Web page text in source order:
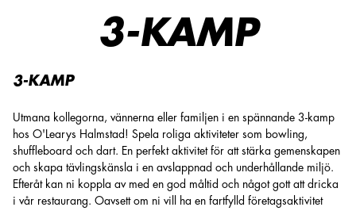
3-KAMP
3-KAMP
Utmana kollegorna, vännerna eller familjen i en spännande 3-kamp
hos O'Learys Halmstad! Spela roliga aktiviteter som bowling,
shuffleboard och dart. En perfekt aktivitet för att stärka gemenskapen
och skapa tävlingskänsla i en avslappnad och underhållande miljö.
Efteråt kan ni koppla av med en god måltid och något gott att dricka
i vår restaurang. Oavsett om ni vill ha en fartfylld företagsaktivitet